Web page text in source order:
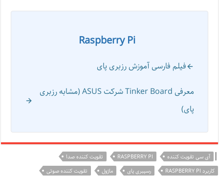
Raspberry Pi
فیلم فارسی آموزش رزبری پای
معرفی Tinker Board شرکت ASUS (مشابه رزبری
پای)
| آی سی تقویت کننده RASPBERRY PI
تقویت کننده صدا
کاربرد RASPBERRY PI
رسپبری پای ماژول تقویت کننده صوتی